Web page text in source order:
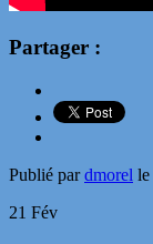
Partager :
Publié pardmorel le
21 Fév